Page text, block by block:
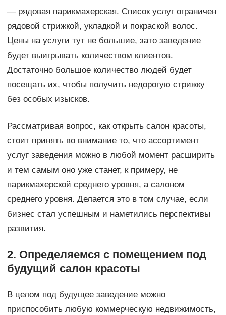
— рядовая парикмахерская. Список услуг ограничен
рядовой стрижкой, укладкой и покраской волос.
Цены на услуги тут не большие, зато заведение
будет выигрывать количеством клиентов.
Достаточно большое количество людей будет
посещать их, чтобы получить недорогую стрижку
без особых изысков.
Рассматривая вопрос, как открыть салон красоты,
стоит принять во внимание то, что ассортимент
услуг заведения можно в любой момент расширить
и тем самым оно уже станет, к примеру, не
парикмахерской среднего уровня, а салоном
среднего уровня. Делается это в том случае, если
бизнес стал успешным и наметились перспективы
развития.
2. Определяемся с помещением под
будущий салон красоты
В целом под будущее заведение можно
приспособить любую коммерческую недвижимость,